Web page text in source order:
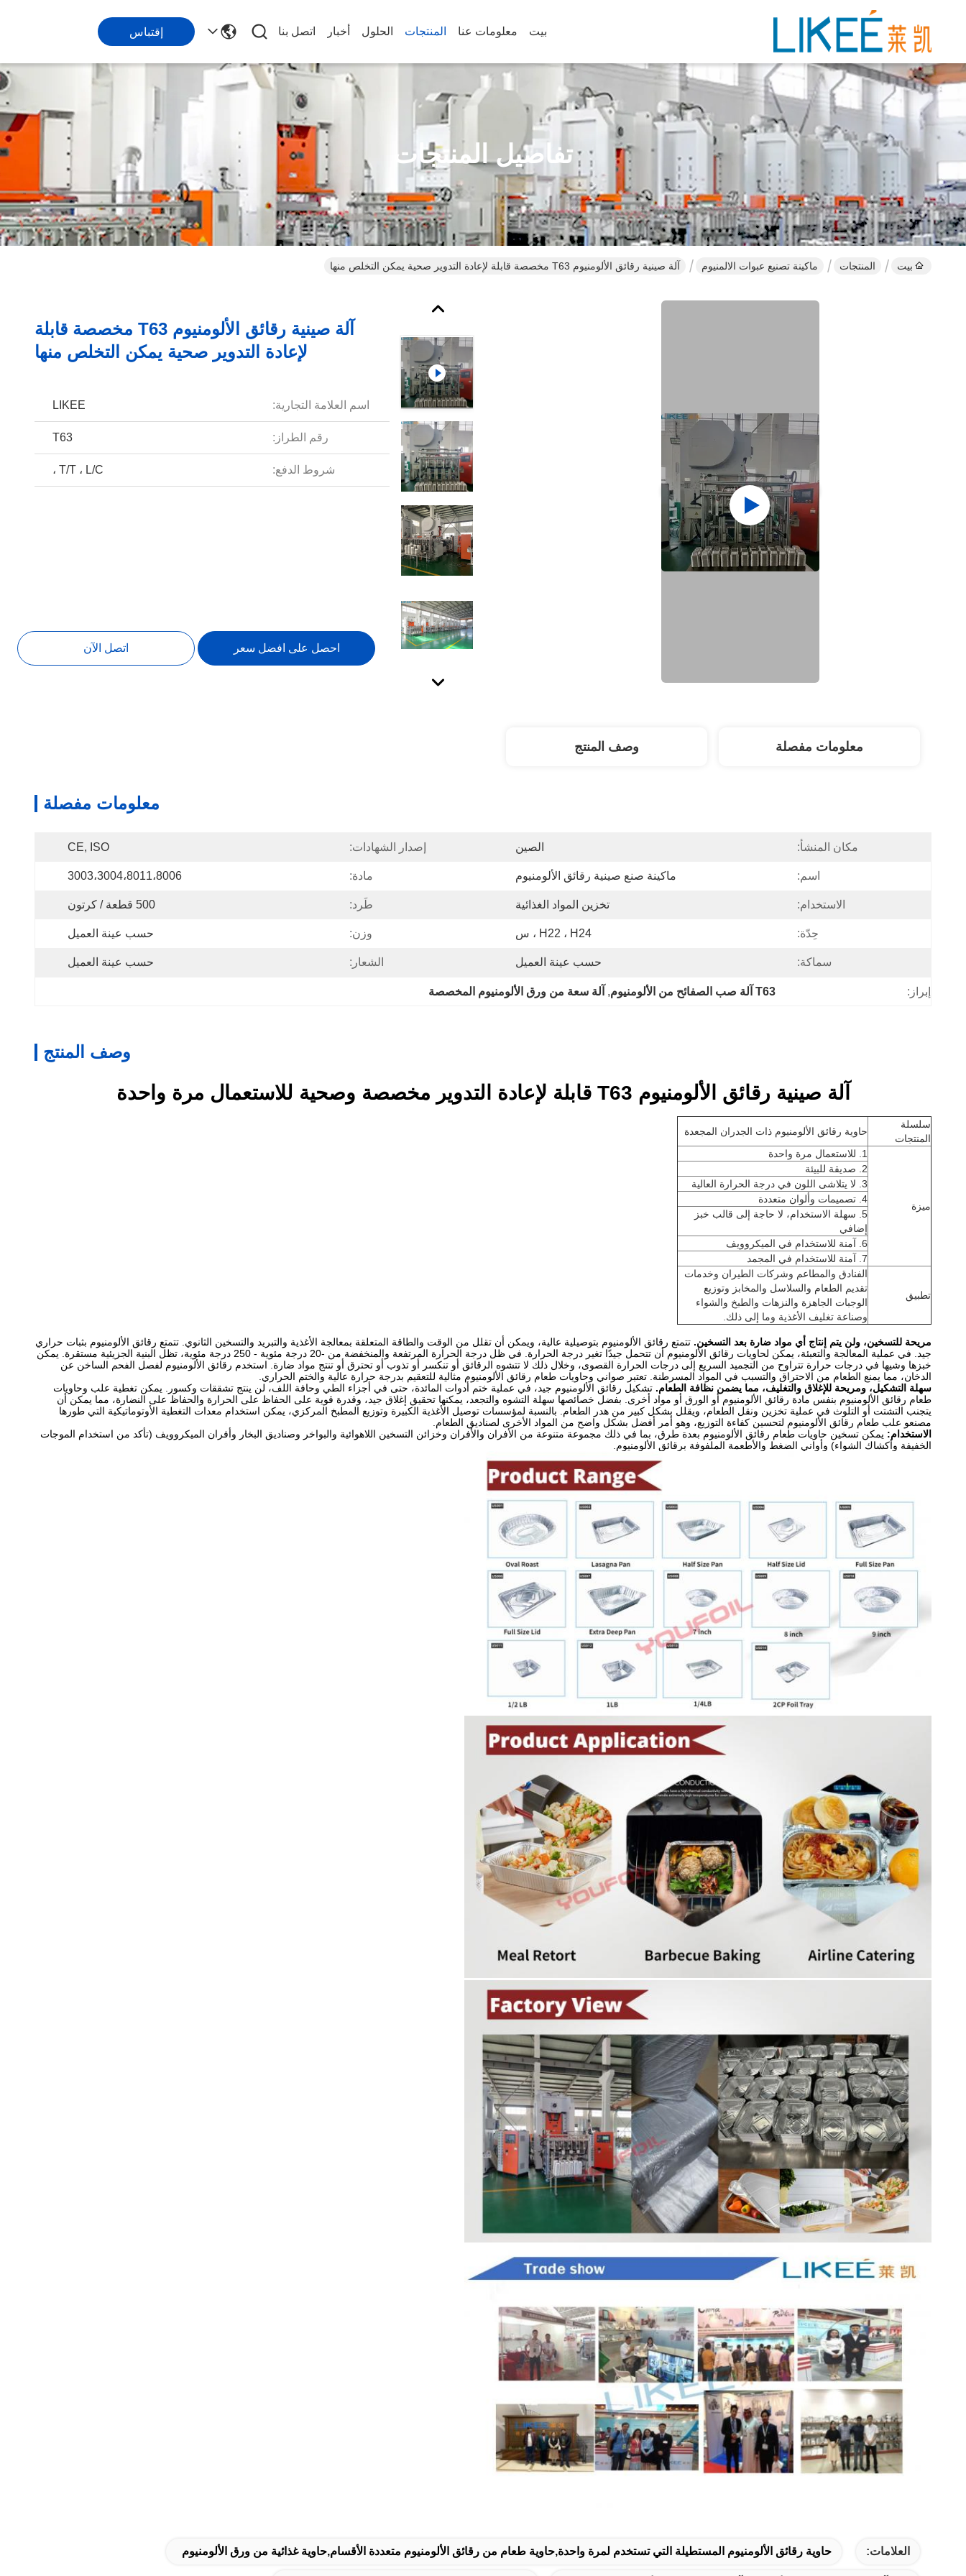
بيت معلومات عنا المنتجات الحلول أخبار اتصل بنا إقتباس
تفاصيل المنتجات
بيت المنتجات ماكينة تصنيع عبوات الالمنيوم آلة صينية رقائق الألومنيوم T63 مخصصة قابلة لإعادة التدوير صحية يمكن التخلص منها
آلة صينية رقائق الألومنيوم T63 مخصصة قابلة
لإعادة التدوير صحية يمكن التخلص منها
اسم العلامة التجارية: LIKEE
رقم الطراز: T63
شروط الدفع: T/T ، L/C ،
احصل على افضل سعر اتصل الآن
معلومات مفصلة وصف المنتج
معلومات مفصلة
مكان المنشأ: الصين إصدار الشهادات: CE, ISO
اسم: ماكينة صنع صينية رقائق الألومنيوم مادة: 3003،3004،8011،8006
الاستخدام: تخزين المواد الغذائية طَرد: 500 قطعة / كرتون
حِدّة: H22 ، H24 ، س وزن: حسب عينة العميل
سماكة: حسب عينة العميل الشعار: حسب عينة العميل
إبراز: T63 آلة صب الصفائح من الألومنيوم , آلة سعة من ورق الألومنيوم المخصصة
وصف المنتج
آلة صينية رقائق الألومنيوم T63 قابلة لإعادة التدوير مخصصة وصحية للاستعمال مرة واحدة
سلسلة
المنتجات
حاوية رقائق الألومنيوم ذات الجدران المجعدة
ميزة
1. للاستعمال مرة واحدة
2. صديقة للبيئة
3. لا يتلاشى اللون في درجة الحرارة العالية
4. تصميمات وألوان متعددة
5. سهلة الاستخدام، لا حاجة إلى قالب خبز
إضافي
6. آمنة للاستخدام في الميكروويف
7. آمنة للاستخدام في المجمد
تطبيق
الفنادق والمطاعم وشركات الطيران وخدمات
تقديم الطعام والسلاسل والمخابز وتوزيع
الوجبات الجاهزة والنزهات والطبخ والشواء
وصناعة تغليف الأغذية وما إلى ذلك.
مريحة للتسخين، ولن يتم إنتاج أي مواد ضارة بعد التسخين. تتمتع رقائق الألومنيوم بتوصيلية عالية، ويمكن أن تقلل من الوقت والطاقة المتعلقة بمعالجة الأغذية والتبريد والتسخين الثانوي. تتمتع رقائق الألومنيوم بثبات حراري
جيد. في عملية المعالجة والتعبئة، يمكن لحاويات رقائق الألومنيوم أن تتحمل جيدًا تغير درجة الحرارة. في ظل درجة الحرارة المرتفعة والمنخفضة من -20 درجة مئوية - 250 درجة مئوية، تظل البنية الجزيئية مستقرة. يمكن
خبزها وشيها في درجات حرارة تتراوح من التجميد السريع إلى درجات الحرارة القصوى، وخلال ذلك لا تتشوه الرقائق أو تنكسر أو تذوب أو تحترق أو تنتج مواد ضارة. استخدم رقائق الألومنيوم لفصل الفحم الساخن عن
الدخان، مما يمنع الطعام من الاحتراق والتسبب في المواد المسرطنة. تعتبر صواني وحاويات طعام رقائق الألومنيوم مثالية للتعقيم بدرجة حرارة عالية والختم الحراري.
سهلة التشكيل، ومريحة للإغلاق والتغليف، مما يضمن نظافة الطعام. تشكيل رقائق الألومنيوم جيد، في عملية ختم أدوات المائدة، حتى في أجزاء الطي وحافة اللف، لن ينتج تشققات وكسور. يمكن تغطية علب وحاويات
طعام رقائق الألومنيوم بنفس مادة رقائق الألومنيوم أو الورق أو مواد أخرى. بفضل خصائصها سهلة التشوه والتجعد، يمكنها تحقيق إغلاق جيد، وقدرة قوية على الحفاظ على الحرارة والحفاظ على النضارة، مما يمكن أن
يتجنب التشتت أو التلوث في عملية تخزين ونقل الطعام، ويقلل بشكل كبير من هدر الطعام. بالنسبة لمؤسسات توصيل الأغذية الكبيرة وتوزيع المطبخ المركزي، يمكن استخدام معدات التغطية الأوتوماتيكية التي طورها
مصنعو علب طعام رقائق الألومنيوم لتحسين كفاءة التوزيع، وهو أمر أفضل بشكل واضح من المواد الأخرى لصناديق الطعام.
الاستخدام: يمكن تسخين حاويات طعام رقائق الألومنيوم بعدة طرق، بما في ذلك مجموعة متنوعة من الأفران والأفران وخزائن التسخين اللاهوائية والبواخر وصناديق البخار وأفران الميكروويف (تأكد من استخدام الموجات
الخفيفة وأكشاك الشواء) وأواني الضغط والأطعمة الملفوفة برقائق الألومنيوم.
العلامات: حاوية رقائق الألومنيوم المستطيلة التي تستخدم لمرة واحدة,حاوية طعام من رقائق الألومنيوم متعددة الأقسام,حاوية غذائية من ورق الألومنيوم